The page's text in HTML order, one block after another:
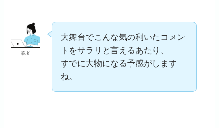
筆者
大舞台でこんな気の利いたコメン
トをサラリと言えるあたり、
すでに大物になる予感がします
ね。